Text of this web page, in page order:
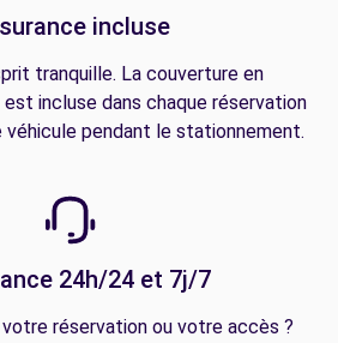
incluse
tranquille. La couverture en
incluse dans chaque réservation
pendant le stationnement.
24h/24 et 7j/7
réservation ou votre accès ?